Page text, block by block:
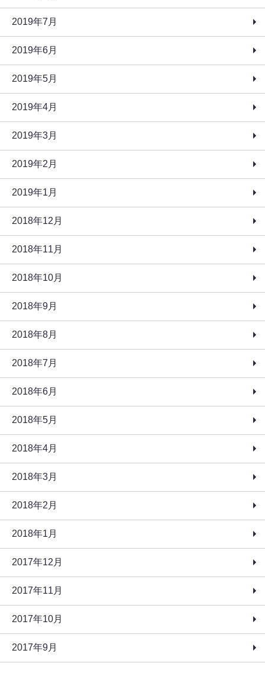
2019年7月
2019年6月
2019年5月
2019年4月
2019年3月
2019年2月
2019年1月
2018年12月
2018年11月
2018年10月
2018年9月
2018年8月
2018年7月
2018年6月
2018年5月
2018年4月
2018年3月
2018年2月
2018年1月
2017年12月
2017年11月
2017年10月
2017年9月